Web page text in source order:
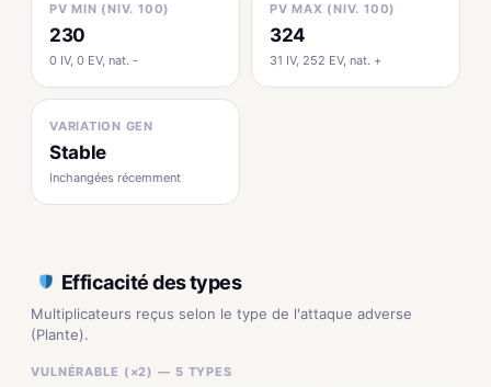
PV MIN (NIV. 100)
230
0 IV, 0 EV, nat. -
PV MAX (NIV. 100)
324
31 IV, 252 EV, nat. +
VARIATION GEN
Stable
Inchangées récemment
Efficacité des types
Multiplicateurs reçus selon le type de l'attaque adverse
(Plante).
VULNÉRABLE (×2) — 5 TYPES